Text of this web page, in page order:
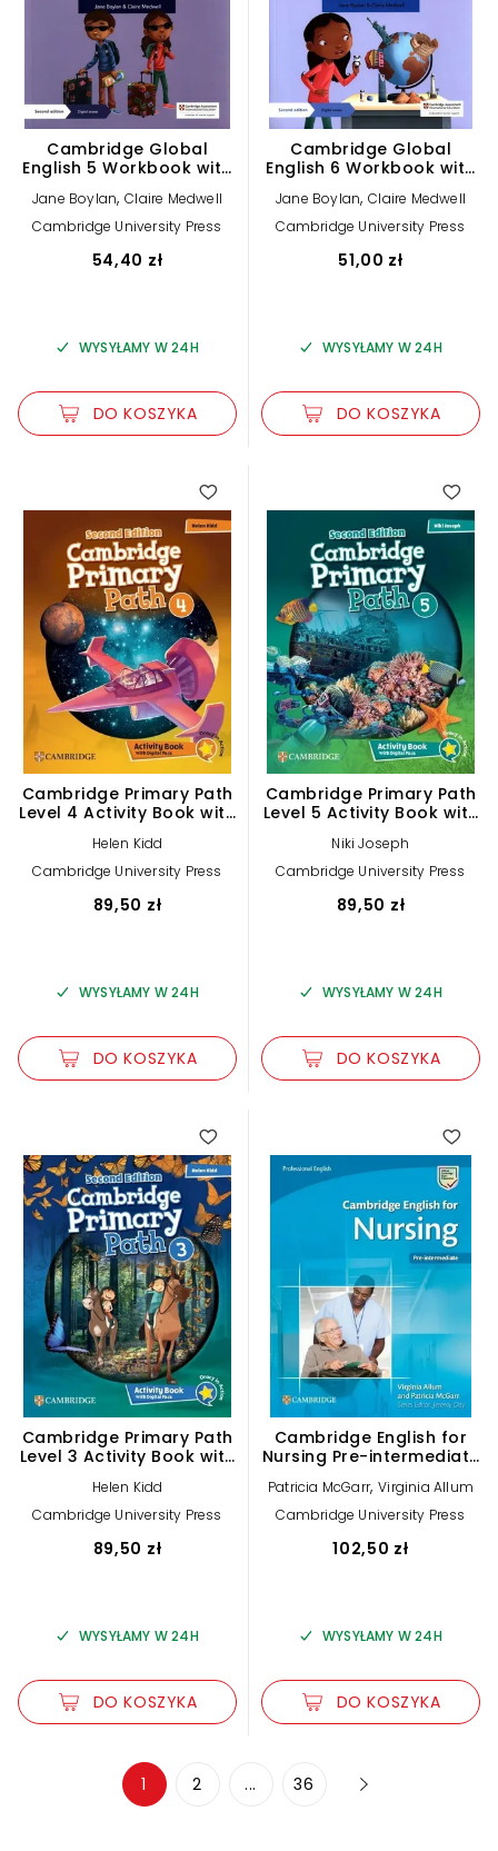
Cambridge Global
English 5 Workbook with
Jane Boylan,Claire Medwell
Cambridge University Press
54,40 zł
WYSYŁAMY W 24H
DO KOSZYKA
Cambridge Global
English 6 Workbook with
Jane Boylan,Claire Medwell
Cambridge University Press
51,00 zł
WYSYŁAMY W 24H
DO KOSZYKA
Cambridge Primary Path
Level 4 Activity Book with
Helen Kidd
Cambridge University Press
89,50 zł
WYSYŁAMY W 24H
DO KOSZYKA
Cambridge Primary Path
Level 5 Activity Book with
Niki Joseph
Cambridge University Press
89,50 zł
WYSYŁAMY W 24H
DO KOSZYKA
Cambridge Primary Path
Level 3 Activity Book with
Helen Kidd
Cambridge University Press
89,50 zł
WYSYŁAMY W 24H
DO KOSZYKA
Cambridge English for
Nursing Pre-intermediate
Patricia McGarr,Virginia Allum
Cambridge University Press
102,50 zł
WYSYŁAMY W 24H
DO KOSZYKA
1 2 ... 36
Zmniejsz rozmiar czcionki